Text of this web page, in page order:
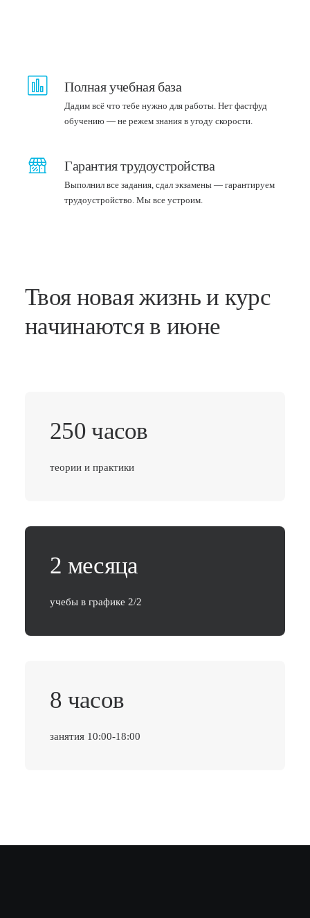
Полная учебная база
Дадим всё что тебе нужно для работы. Нет фастфуд
обучению — не режем знания в угоду скорости.
Гарантия трудоустройства
Выполнил все задания, сдал экзамены — гарантируем
трудоустройство. Мы все устроим.
Твоя новая жизнь и курс
начинаются в июне
250 часов
теории и практики
2 месяца
учебы в графике 2/2
8 часов
занятия 10:00-18:00